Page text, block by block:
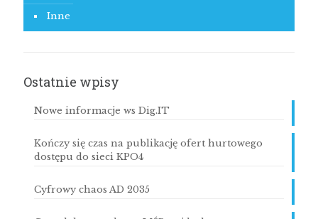
Inne
Ostatnie wpisy
Nowe informacje ws Dig.IT
Kończy się czas na publikację ofert hurtowego
dostępu do sieci KPO4
Cyfrowy chaos AD 2035